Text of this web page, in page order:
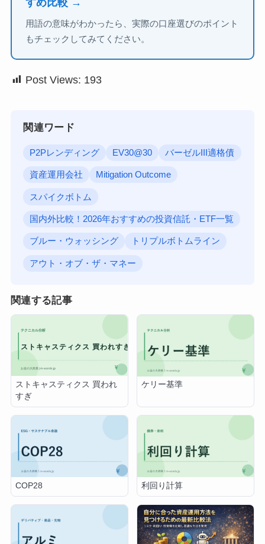
すめ比較 →
用語の意味がわかったら、実際の口座選びのポイント
もチェックしてみてください。
Post Views: 193
関連ワード
P2Pレンディング EV30@30 バーゼルIII適格債
資産運用会社 Mitigation Outcome
スパイクボトム
国内外比較！2026年おすすめの投資信託・ETF一覧
ブルー・ウォッシング トリプルボトムライン
アウト・オブ・ザ・マネー
関連する記事
ストキャスティクス 買われ
すぎ
ケリー基準
COP28 利回り計算